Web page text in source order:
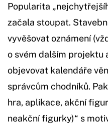
Popularita
začala stoupat.
vyvěšovat oznámení
o svém dalším projektu
objevovat kalendáře
správcům chodníků.
hra, aplikace, akční
neakční figurky)“ s